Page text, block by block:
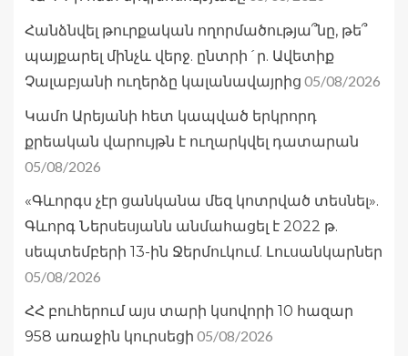
Հանձնվել թուրքական ողորմածությա՞նը, թե՞
պայքարել մինչև վերջ. ընտրի´ր. Ավետիք
Չալաբյանի ուղերձը կալանավայրից 05/08/2026
Կամո Արեյանի հետ կապված երկրորդ
քրեական վարույթն է ուղարկվել դատարան
05/08/2026
«Գևորգս չէր ցանկանա մեզ կոտրված տեսնել».
Գևորգ Ներսեսյանն անմահացել է 2022 թ.
սեպտեմբերի 13-ին Ջերմուկում. Լուսանկարներ
05/08/2026
ՀՀ բուհերում այս տարի կսովորի 10 հազար
958 առաջին կուրսեցի 05/08/2026